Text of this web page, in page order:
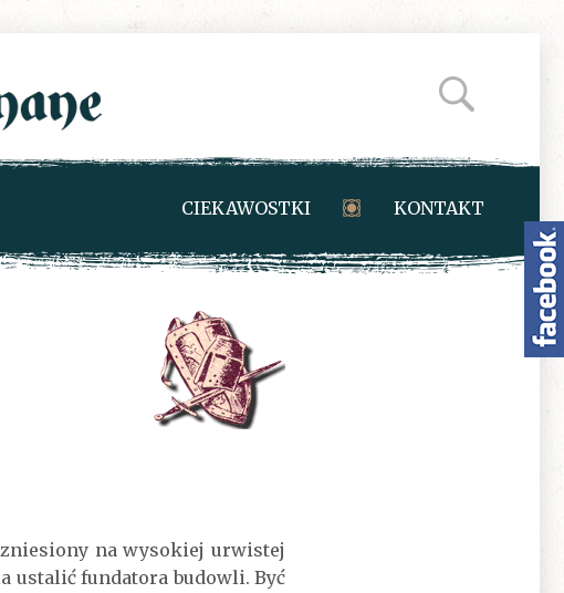
CIEKAWOSTKI KONTAKT
na wysokiej urwistej
ustalić fundatora budowli. Być